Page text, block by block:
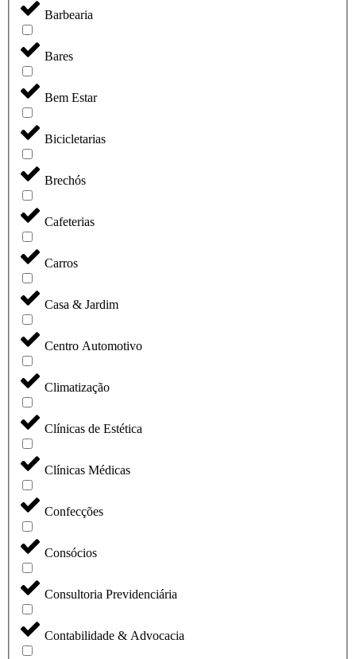
Barbearia
Bares
Bem Estar
Bicicletarias
Brechós
Cafeterias
Carros
Casa & Jardim
Centro Automotivo
Climatização
Clínicas de Estética
Clínicas Médicas
Confecções
Consócios
Consultoria Previdenciária
Contabilidade & Advocacia